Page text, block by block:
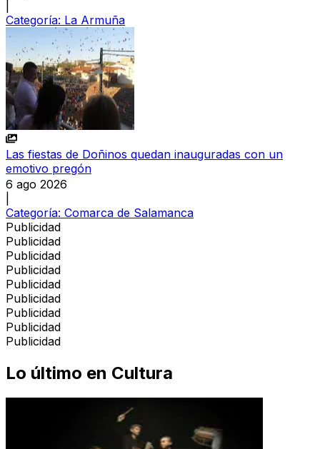
Categoría: La Armuña
Las fiestas de Doñinos quedan inauguradas con un
emotivo pregón
6 ago 2026
Categoría: Comarca de Salamanca
Publicidad
Publicidad
Publicidad
Publicidad
Publicidad
Publicidad
Publicidad
Publicidad
Publicidad
Lo último en Cultura